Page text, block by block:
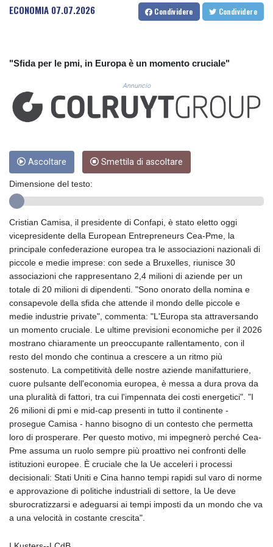
CUC 1.156136
CUP 30.637594
DKK 7.477932
DOP 67.289164
DZD 152.967099
EGP 57.293288
FJD 2.553384
FKP 0.8566
GBP 0.856968
GGP 0.8566
GHS 13.526832
GIP 0.8566
GMD 84.980421
GNF 10123.874202
GTQ 8.794891
GYD 241.157003
HKD 9.067746
HNL 30.895616
HRK 7.536622
HTG 150.718127
HUF 363.096405
IDR 20580.370421
ILS 3.468234
IMP 0.8566
INR 110.076256
IQD 1509.981237
IRR
1590322.371805
ISK 142.598215
JEP 0.8566
JMD 183.057725
JOD 0.819746
JPY 182.445186
ECONOMIA 07.07.2026 Condividere Condividere
"Sfida per le pmi, in Europa è un momento cruciale"
Annuncio
Ascoltare Smettila di ascoltare
Dimensione del testo:
Cristian Camisa, il presidente di Confapi, è stato eletto oggi
vicepresidente della European Entrepreneurs Cea-Pme, la
principale confederazione europea tra le associazioni nazionali di
piccole e medie imprese: con sede a Bruxelles, riunisce 30
associazioni che rappresentano 2,4 milioni di aziende per un
totale di 20 milioni di dipendenti. "Sono onorato della nomina e
consapevole della sfida che attende il mondo delle piccole e
medie industrie private", commenta: "L'Europa sta attraversando
un momento cruciale. Le ultime previsioni economiche per il 2026
mostrano chiaramente un preoccupante rallentamento, con il
resto del mondo che continua a crescere a un ritmo più
sostenuto. La competitività delle nostre aziende manifatturiere,
cuore pulsante dell'economia europea, è messa a dura prova da
una pluralità di fattori, tra cui l'impennata dei costi energetici". "I
26 milioni di pmi e mid-cap presenti in tutto il continente -
prosegue Camisa - hanno bisogno di un contesto che permetta
loro di prosperare. Per questo motivo, mi impegnerò perché Cea-
Pme assuma un ruolo sempre più proattivo nei confronti delle
istituzioni europee. È cruciale che la Ue acceleri i processi
decisionali: Stati Uniti e Cina hanno tempi rapidi sul varo di norme
e approvazione di politiche industriali di settore, la Ue deve
sburocratizzarsi e adeguarsi ai tempi imposti da un mondo che va
a una velocità in costante crescita".